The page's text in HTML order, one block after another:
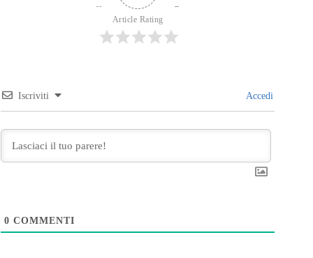
Article Rating
Iscriviti Accedi
0 COMMENTI